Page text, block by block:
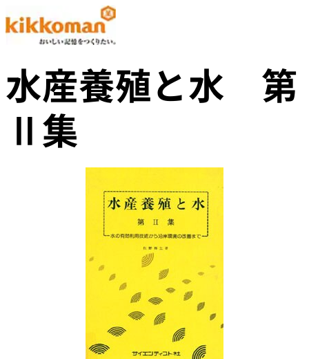
水産養殖と水 第
Ⅱ集